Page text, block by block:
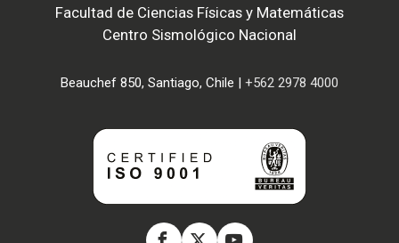
Facultad de Ciencias Físicas y Matemáticas
Centro Sismológico Nacional
Beauchef 850, Santiago, Chile | +562 2978 4000